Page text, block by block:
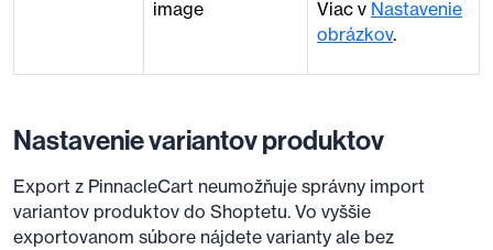
image
Viac v Nastavenie
obrázkov.
Nastavenie variantov produktov
Export z PinnacleCart neumožňuje správny import
variantov produktov do Shoptetu. Vo vyššie
exportovanom súbore nájdete varianty ale bez